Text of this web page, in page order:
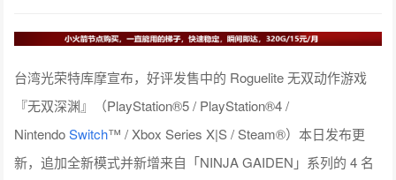
台湾光荣特库摩宣布，好评发售中的 Roguelite 无双动作游戏
『无双深渊』（PlayStation®5 / PlayStation®4 /
NintendoSwitch™ / Xbox Series X|S / Steam®）本日发布更
新，追加全新模式并新增来自「NINJA GAIDEN」系列的 4 名